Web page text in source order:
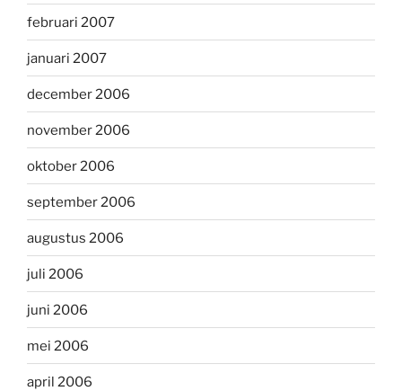
februari 2007
januari 2007
december 2006
november 2006
oktober 2006
september 2006
augustus 2006
juli 2006
juni 2006
mei 2006
april 2006